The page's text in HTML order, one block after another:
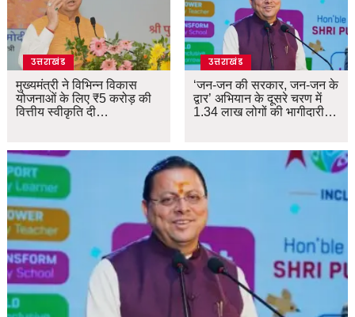
उत्तराखंड
मुख्यमंत्री ने विभिन्न विकास
योजनाओं के लिए ₹5 करोड़ की
वित्तीय स्वीकृति दी…
उत्तराखंड
‘जन-जन की सरकार, जन-जन के
द्वार’ अभियान के दूसरे चरण में
1.34 लाख लोगों की भागीदारी…